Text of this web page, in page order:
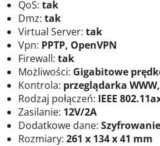
QoS: tak
Dmz: tak
Virtual Server: tak
Vpn: PPTP, OpenVPN
Firewall: tak
Możliwości: Gigabitowe
Kontrola: przeglądarka
Rodzaj połączeń: IEEE
Zasilanie: 12V/2A
Dodatkowe dane: Szyfrowanie
Rozmiary: 261 x 134 x 41 mm